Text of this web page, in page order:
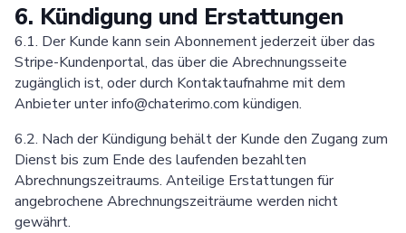
6. Kündigung und Erstattungen
6.1. Der Kunde kann sein Abonnement jederzeit über das
Stripe-Kundenportal, das über die Abrechnungsseite
zugänglich ist, oder durch Kontaktaufnahme mit dem
Anbieter unter info@chaterimo.com kündigen.
6.2. Nach der Kündigung behält der Kunde den Zugang zum
Dienst bis zum Ende des laufenden bezahlten
Abrechnungszeitraums. Anteilige Erstattungen für
angebrochene Abrechnungszeiträume werden nicht
gewährt.